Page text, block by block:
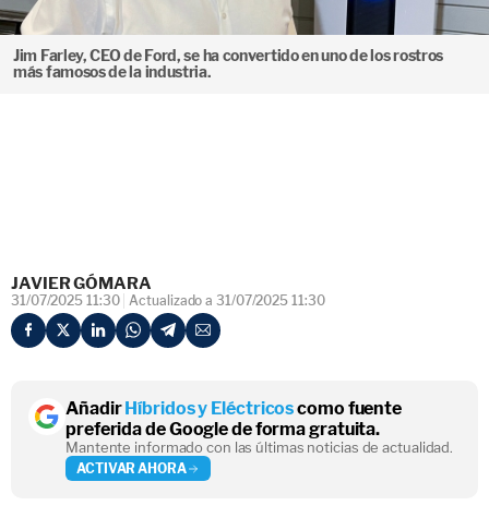
Jim Farley, CEO de Ford, se ha convertido en uno de los rostros
más famosos de la industria.
JAVIER GÓMARA
31/07/2025 11:30 Actualizado a 31/07/2025 11:30
AñadirHíbridos y Eléctricoscomo fuente
preferida de Google de forma gratuita.
Mantente informado con las últimas noticias de actualidad.
ACTIVAR AHORA